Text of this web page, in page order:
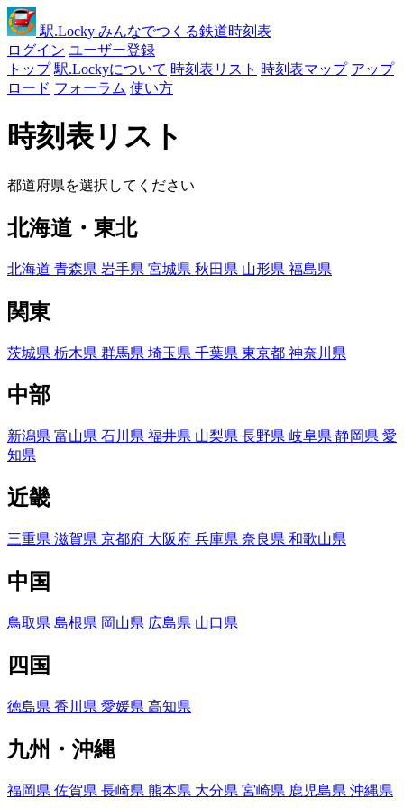
駅.Locky みんなでつくる鉄道時刻表
ログイン ユーザー登録
トップ 駅.Lockyについて 時刻表リスト 時刻表マップ アップ
ロード フォーラム 使い方
時刻表リスト
都道府県を選択してください
北海道・東北
北海道 青森県 岩手県 宮城県 秋田県 山形県 福島県
関東
茨城県 栃木県 群馬県 埼玉県 千葉県 東京都 神奈川県
中部
新潟県 富山県 石川県 福井県 山梨県 長野県 岐阜県 静岡県 愛
知県
近畿
三重県 滋賀県 京都府 大阪府 兵庫県 奈良県 和歌山県
中国
鳥取県 島根県 岡山県 広島県 山口県
四国
徳島県 香川県 愛媛県 高知県
九州・沖縄
福岡県 佐賀県 長崎県 熊本県 大分県 宮崎県 鹿児島県 沖縄県